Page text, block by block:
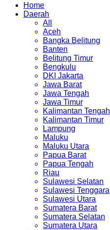
Home
Daerah
All
Aceh
Bangka Belitung
Banten
Belitung Timur
Bengkulu
DKI Jakarta
Jawa Barat
Jawa Tengah
Jawa Timur
Kalimantan Tengah
Kalimantan Timur
Lampung
Maluku
Maluku Utara
Papua Barat
Papua Tengah
Riau
Sulawesi Selatan
Sulawesi Tenggara
Sulawesi Utara
Sumatera Barat
Sumatera Selatan
Sumatera Utara